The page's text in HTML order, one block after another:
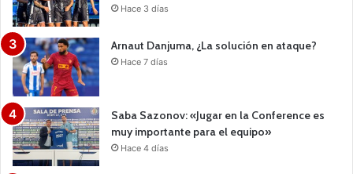
Hace 3 días
Arnaut Danjuma, ¿La solución en ataque?
Hace 7 días
Saba Sazonov: «Jugar en la Conference es
muy importante para el equipo»
Hace 4 días